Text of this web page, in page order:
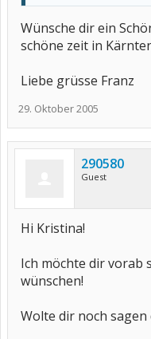
Wünsche dir ein
schöne zeit in
Liebe grüsse Franz
29. Oktober 2005
290580
Guest
Hi Kristina!
Ich möchte dir vorab
wünschen!
Wolte dir noch sagen